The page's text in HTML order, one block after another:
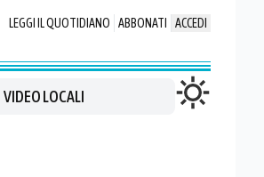
LEGGI IL QUOTIDIANO ABBONATI ACCEDI
VIDEO LOCALI